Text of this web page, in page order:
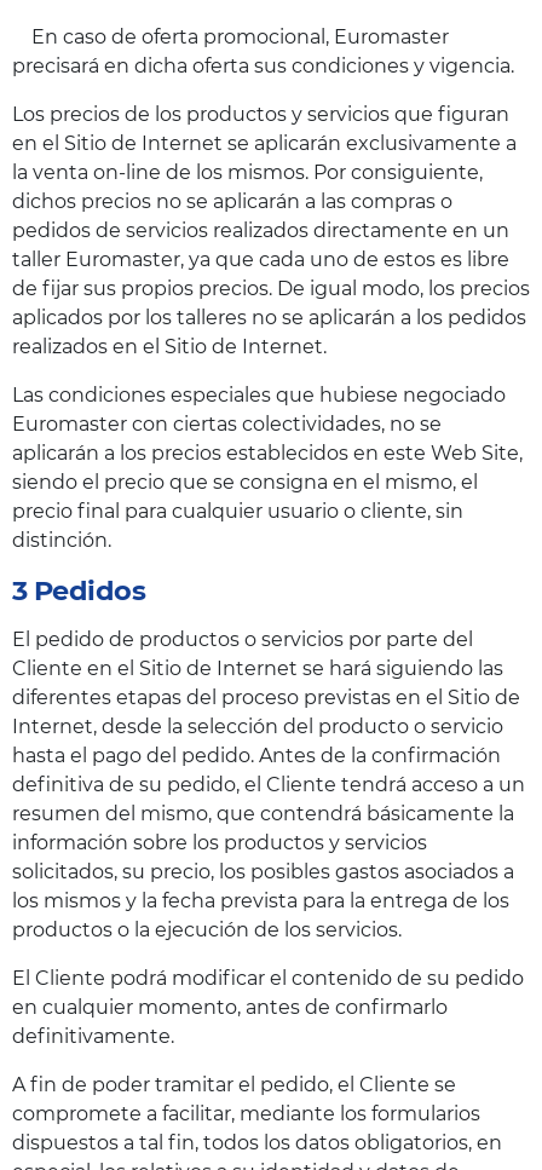
En caso de oferta promocional, Euromaster
precisará en dicha oferta sus condiciones y vigencia.
Los precios de los productos y servicios que figuran
en el Sitio de Internet se aplicarán exclusivamente a
la venta on-line de los mismos. Por consiguiente,
dichos precios no se aplicarán a las compras o
pedidos de servicios realizados directamente en un
taller Euromaster, ya que cada uno de estos es libre
de fijar sus propios precios. De igual modo, los precios
aplicados por los talleres no se aplicarán a los pedidos
realizados en el Sitio de Internet.
Las condiciones especiales que hubiese negociado
Euromaster con ciertas colectividades, no se
aplicarán a los precios establecidos en este Web Site,
siendo el precio que se consigna en el mismo, el
precio final para cualquier usuario o cliente, sin
distinción.
3 Pedidos
El pedido de productos o servicios por parte del
Cliente en el Sitio de Internet se hará siguiendo las
diferentes etapas del proceso previstas en el Sitio de
Internet, desde la selección del producto o servicio
hasta el pago del pedido. Antes de la confirmación
definitiva de su pedido, el Cliente tendrá acceso a un
resumen del mismo, que contendrá básicamente la
información sobre los productos y servicios
solicitados, su precio, los posibles gastos asociados a
los mismos y la fecha prevista para la entrega de los
productos o la ejecución de los servicios.
El Cliente podrá modificar el contenido de su pedido
en cualquier momento, antes de confirmarlo
definitivamente.
A fin de poder tramitar el pedido, el Cliente se
compromete a facilitar, mediante los formularios
dispuestos a tal fin, todos los datos obligatorios, en